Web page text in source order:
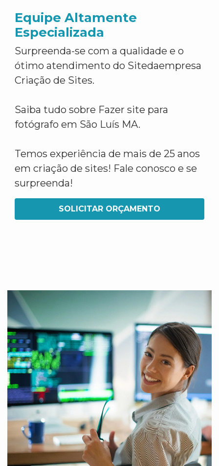
Equipe Altamente
Especializada
Surpreenda-se com a qualidade e o
ótimo atendimento do Sitedaempresa
Criação de Sites.
Saiba tudo sobre Fazer site para
fotógrafo em São Luís MA.
Temos experiência de mais de 25 anos
em criação de sites! Fale conosco e se
surpreenda!
SOLICITAR ORÇAMENTO